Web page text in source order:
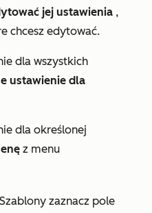
jej ustawienia ,
chcesz edytować.
dla wszystkich
ustawienie dla
dla określonej
z menu
Szablony zaznacz pole